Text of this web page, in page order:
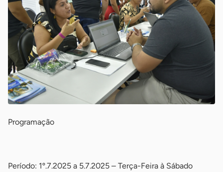
Programação
Período: 1º.7.2025 a 5.7.2025 – Terça-Feira à Sábado